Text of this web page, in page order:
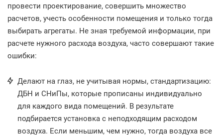
провести проектирование, совершить множество
расчетов, учесть особенности помещения и только тогда
выбирать агрегаты. Не зная требуемой информации, при
расчете нужного расхода воздуха, часто совершают такие
ошибки:
Делают на глаз, не учитывая нормы, стандартизацию:
ДБН и СНиПы, которые прописаны индивидуально
для каждого вида помещений. В результате
подбирается установка с неподходящим расходом
воздуха. Если меньшим, чем нужно, тогда воздуха все